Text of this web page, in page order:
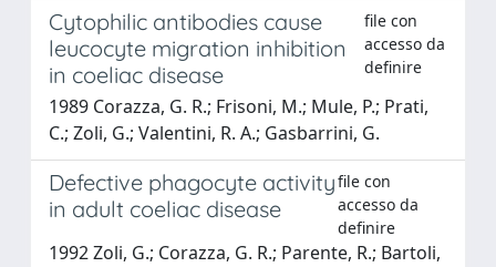
Cytophilic antibodies cause
leucocyte migration inhibition
in coeliac disease
file con
accesso da
definire
1989 Corazza, G. R.; Frisoni, M.; Mule, P.; Prati,
C.; Zoli, G.; Valentini, R. A.; Gasbarrini, G.
Defective phagocyte activity
in adult coeliac disease
file con
accesso da
definire
1992 Zoli, G.; Corazza, G. R.; Parente, R.; Bartoli,